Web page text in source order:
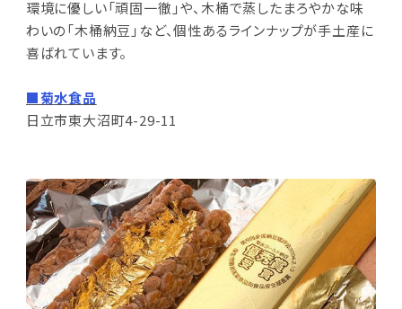
環境に優しい「頑固一徹」や、木桶で蒸したまろやかな味
わいの「木桶納豆」など、個性あるラインナップが手土産に
喜ばれています。
■菊水食品
日立市東大沼町4-29-11